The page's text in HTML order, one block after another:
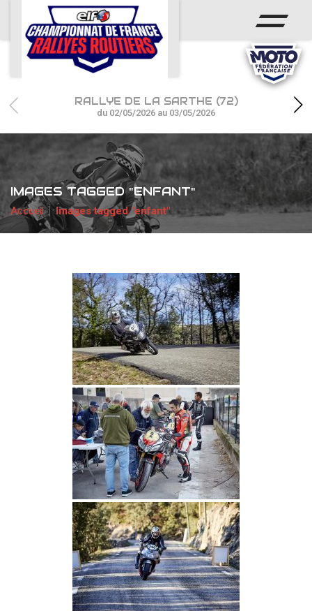
ACCUEIL
ACTUS
CALENDRIER
CHAMPIONNAT
RÉSULTATS
PHOTOS / WEB TV
PARTENAIRES
RALLYE DE LA SARTHE (72)
du 02/05/2026 au 03/05/2026
IMAGES TAGGED "ENFANT"
Accueil Images tagged "enfant"